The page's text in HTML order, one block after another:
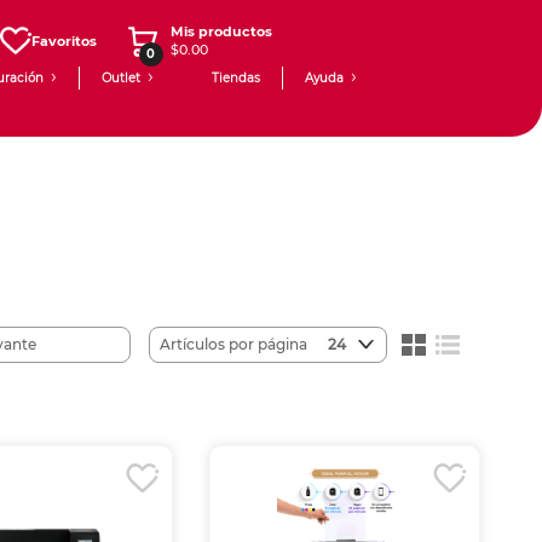
Favoritos
0
Mis productos
$0.00
Outlet Tiendas Ayuda
Artículos por página 24